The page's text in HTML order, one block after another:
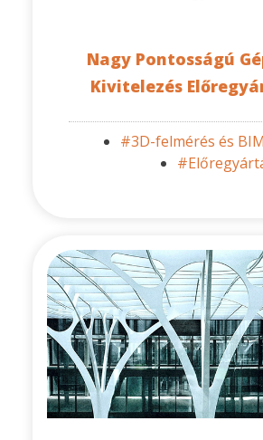
Nagy Pontosságú
Kivitelezés
#3D-felmérés és